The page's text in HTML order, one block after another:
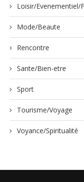
Loisir/Evenementiel/
Mode/Beaute
Rencontre
Sante/Bien-etre
Sport
Tourisme/Voyage
Voyance/Spiritualité